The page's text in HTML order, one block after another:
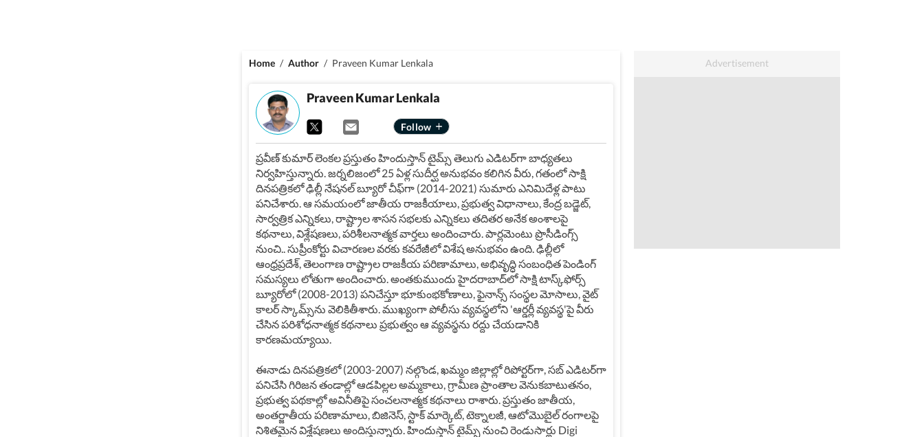
Home / Author / Praveen Kumar Lenkala
Praveen Kumar Lenkala
ప్రవీణ్ కుమార్ లెంకల ప్రస్తుతం హిందుస్తాన్ టైమ్స్ తెలుగు ఎడిటర్‌గా బాధ్యతలు
నిర్వహిస్తున్నారు. జర్నలిజంలో 25 ఏళ్ల సుదీర్ఘ అనుభవం కలిగిన వీరు, గతంలో సాక్షి
దినపత్రికలో ఢిల్లీ నేషనల్ బ్యూరో చీఫ్‌గా (2014-2021) సుమారు ఎనిమిదేళ్ల పాటు
పనిచేశారు. ఆ సమయంలో జాతీయ రాజకీయాలు, ప్రభుత్వ విధానాలు, కేంద్ర బడ్జెట్,
సార్వత్రిక ఎన్నికలు, రాష్ట్రాల శాసన సభలకు ఎన్నికలు తదితర అనేక అంశాలపై
కథనాలు, విశ్లేషణలు, పరిశీలనాత్మక వార్తలు అందించారు. పార్లమెంటు ప్రొసీడింగ్స్
నుంచి.. సుప్రీంకోర్టు విచారణల వరకు కవరేజీలో విశేష అనుభవం ఉంది. ఢిల్లీలో
ఆంధ్రప్రదేశ్, తెలంగాణ రాష్ట్రాల రాజకీయ పరిణామాలు, అభివృద్ధి సంబంధిత పెండింగ్
సమస్యలు లోతుగా అందించారు. అంతకుముందు హైదరాబాద్‌లో సాక్షి టాస్క్‌ఫోర్స్
బ్యూరోలో (2008-2013) పనిచేస్తూ భూకుంభకోణాలు, ఫైనాన్స్ సంస్థల మోసాలు, వైట్
కాలర్ స్కామ్స్‌ను వెలికితీశారు. ముఖ్యంగా పోలీసు వ్యవస్థలోని 'ఆర్డర్లీ వ్యవస్థ'పై వీరు
చేసిన పరిశోధనాత్మక కథనాలు ప్రభుత్వం ఆ వ్యవస్థను రద్దు చేయడానికి
కారణమయ్యాయి.
ఈనాడు దినపత్రికలో (2003-2007) నల్గొండ, ఖమ్మం జిల్లాల్లో రిపోర్టర్‌గా, సబ్ ఎడిటర్‌గా
పనిచేసి గిరిజన తండాల్లో ఆడపిల్లల అమ్మకాలు, గ్రామీణ ప్రాంతాల వెనుకబాటుతనం,
ప్రభుత్వ పథకాల్లో అవినీతిపై సంచలనాత్మక కథనాలు రాశారు. ప్రస్తుతం జాతీయ,
అంతర్జాతీయ పరిణామాలు, బిజినెస్, స్టాక్ మార్కెట్, టెక్నాలజీ, ఆటోమొబైల్ రంగాలపై
నిశితమైన విశ్లేషణలు అందిస్తున్నారు. హిందుస్తాన్ టైమ్స్ నుంచి రెండుసార్లు Digi